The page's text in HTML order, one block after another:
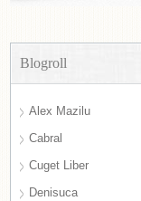
Blogroll
Alex Mazilu
Cabral
Cuget Liber
Denisuca